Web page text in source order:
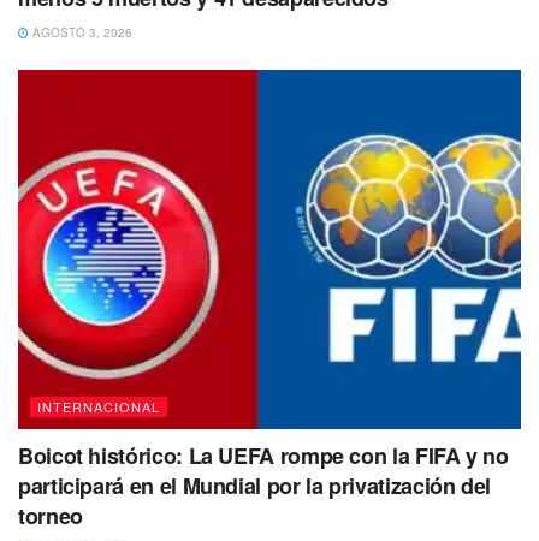
del sabor salado) y el glutamato de sodio (que es la base
del sabor dulce), para cambiar la percepción del gusto
haciendo que la comida parezca tener un sabor más fuerte
o débil”, indicó el comunicado emitido por la Universidad
de Meiji enJapón
Tags: japón palillos
AGOSTO 3, 2026
INTERNACIONAL
Boicot histórico: La UEFA rompe con la FIFA y no
participará en el Mundial por la privatización del
torneo